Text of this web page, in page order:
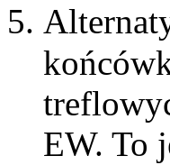
EW. To